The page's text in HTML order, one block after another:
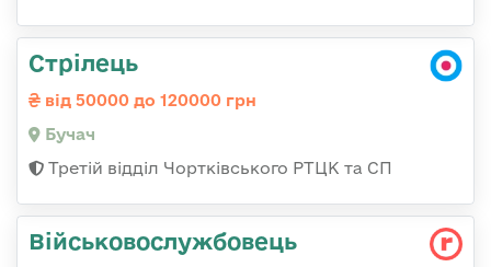
Стрілець
від 50000 до 120000 грн
Бучач
Третій відділ Чортківського РТЦК та СП
Військовослужбовець